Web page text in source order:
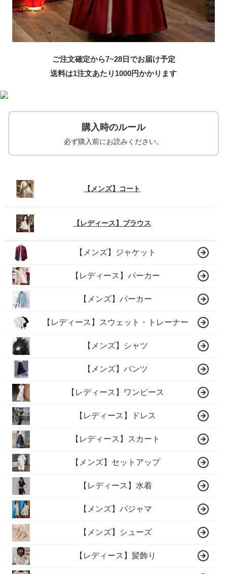
ご注文確定から7~28日でお届け予定
送料は1注文あたり 1000円かかります
購入時のルール
必ず購入前にお読みください。
【メンズ】コート
【レディース】ブラウス
【メンズ】ジャケット
【レディース】パーカー
【メンズ】パーカー
【レディース】スウェット・トレーナー
【メンズ】シャツ
【メンズ】パンツ
【レディース】ワンピース
【レディース】ドレス
【レディース】スカート
【メンズ】セットアップ
【レディース】水着
【メンズ】パジャマ
【メンズ】シューズ
【レディース】髪飾り